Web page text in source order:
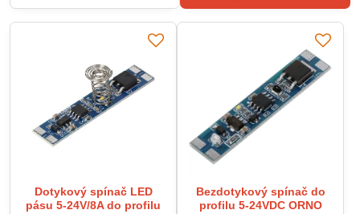
Dotykový spínač LED
pásu 5-24V/8A do profilu
Bezdotykový spínač do
profilu 5-24VDC ORNO